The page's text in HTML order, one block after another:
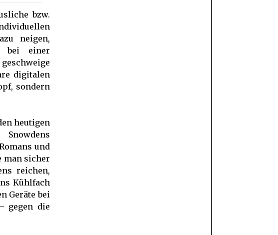
bzw.
neigen,
bei einer
digitalen
sondern
heutigen
und
man sicher
reichen,
Kühlfach
Geräte bei
gegen die